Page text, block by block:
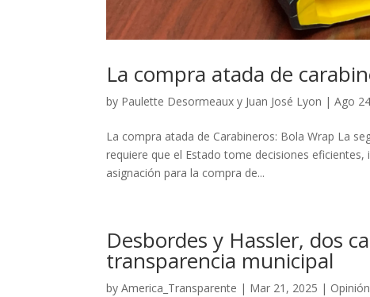
La compra atada de
by Paulette Desormeaux y Juan José Lyon |Ago
La compra atada de Carabineros: Bola Wrap La
requiere que el Estado tome decisiones
asignación para la compra de...
Desbordes y Hassler, dos
transparencia municipal
byAmerica_Transparente | Mar 21, 2025 | Opinión